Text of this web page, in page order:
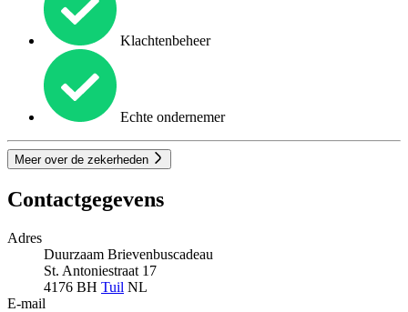
Klachtenbeheer
Echte ondernemer
Meer over de zekerheden
Contactgegevens
Adres
Duurzaam Brievenbuscadeau
St. Antoniestraat 17
4176 BH Tuil NL
E-mail